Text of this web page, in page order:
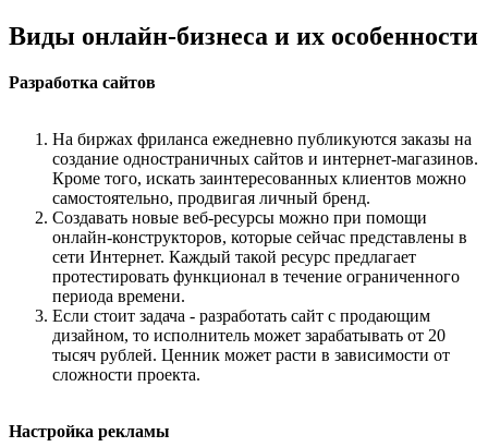
Виды онлайн-бизнеса и их особенности
Разработка сайтов
На биржах фриланса ежедневно публикуются заказы на
создание одностраничных сайтов и интернет-магазинов.
Кроме того, искать заинтересованных клиентов можно
самостоятельно, продвигая личный бренд.
Создавать новые веб-ресурсы можно при помощи
онлайн-конструкторов, которые сейчас представлены в
сети Интернет. Каждый такой ресурс предлагает
протестировать функционал в течение ограниченного
периода времени.
Если стоит задача - разработать сайт с продающим
дизайном, то исполнитель может зарабатывать от 20
тысяч рублей. Ценник может расти в зависимости от
сложности проекта.
Настройка рекламы